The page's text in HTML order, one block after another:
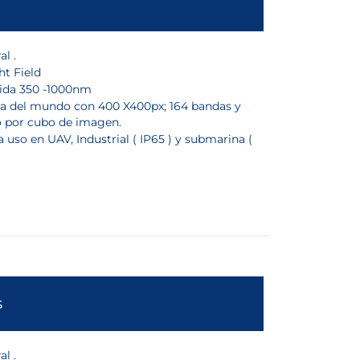
.
Field
350 -1000nm
del mundo con 400 X400px; 164 bandas y
por cubo de imagen.
uso en UAV, Industrial ( IP65 ) y submarina (
.